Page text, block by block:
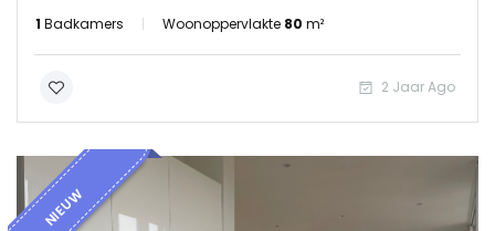
1 Badkamers Woonoppervlakte 80 m²
2 Jaar Ago
NIEUW